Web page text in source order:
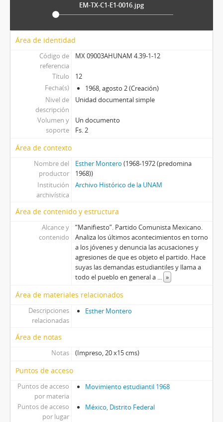
EM-TX-C1-E1-0016.jpg
Área de identidad
Código de
referencia
MX 09003AHUNAM 4.39-1-12
Título
12
Fecha(s)
1968, agosto 2 (Creación)
Nivel de
descripción
Unidad documental simple
Volumen y
soporte
Un documento
Fs. 2
Área de contexto
Nombre del
productor
Esther Montero (1968-1972 (predomina
1968))
Institución
archivística
Archivo Histórico de la UNAM
Área de contenido y estructura
Alcance y
contenido
“Manifiesto”. Partido Comunista Mexicano.
Analiza los últimos acontecimientos en torno
a los jóvenes y denuncia las acusaciones y
agresiones de que es objeto el partido. Hace
suyas las demandas estudiantiles y llama a
todo el pueblo en general a ... »
Área de materiales relacionados
Descripciones
relacionadas
Esther Montero
Área de notas
Notas (Impreso, 20 x15 cms)
Puntos de acceso
Puntos de acceso
por materia
Movimiento estudiantil 1968
Puntos de acceso
por lugar
México, Distrito Federal